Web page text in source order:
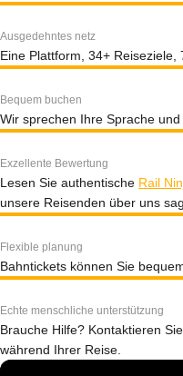
Ausgedehntes netz
Eine Plattform, 34+ Reiseziele,
Bequem buchen
Wir sprechen Ihre Sprache
Exzellente Bewertung
Lesen Sie authentische Rail
unsere Reisenden über uns
Flexible planung
Bahntickets können Sie
Echte menschliche unterstützung
Brauche Hilfe? Kontaktieren
während Ihrer Reise.